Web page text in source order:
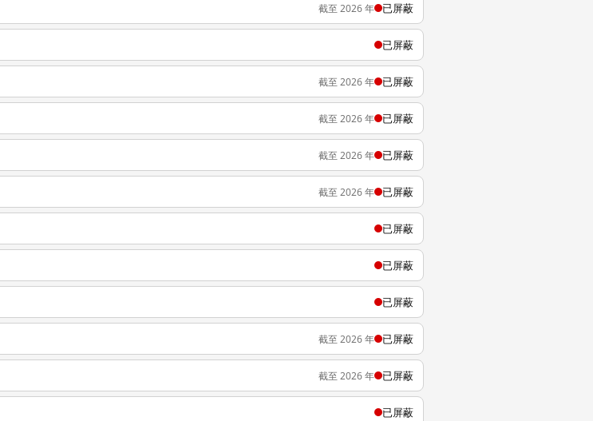
截至 2026 年 已屏蔽
已屏蔽
截至 2026 年 已屏蔽
截至 2026 年 已屏蔽
截至 2026 年 已屏蔽
截至 2026 年 已屏蔽
已屏蔽
已屏蔽
已屏蔽
截至 2026 年 已屏蔽
截至 2026 年 已屏蔽
已屏蔽